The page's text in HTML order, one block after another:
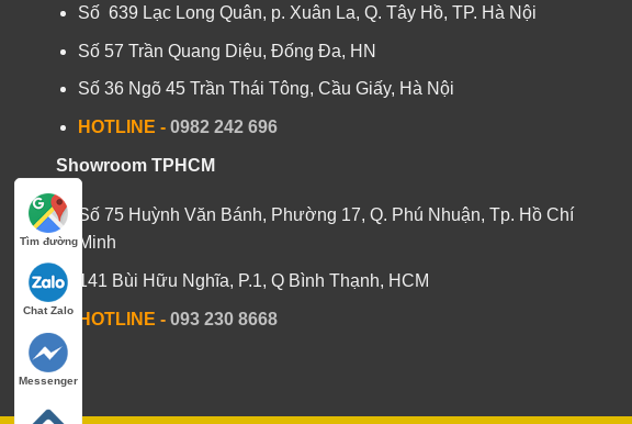
Số 639 Lạc Long Quân, p. Xuân La, Q. Tây Hồ, TP. Hà Nội
Số 57 Trần Quang Diệu, Đống Đa, HN
Số 36 Ngõ 45 Trần Thái Tông, Cầu Giấy, Hà Nội
HOTLINE -0982 242 696
Showroom TPHCM
Số 75 Huỳnh Văn Bánh, Phường 17, Q. Phú Nhuận, Tp. Hồ Chí
Minh
141 Bùi Hữu Nghĩa, P.1, Q Bình Thạnh, HCM
HOTLINE -093 230 8668
Tìm đường
Chat Zalo
Messenger